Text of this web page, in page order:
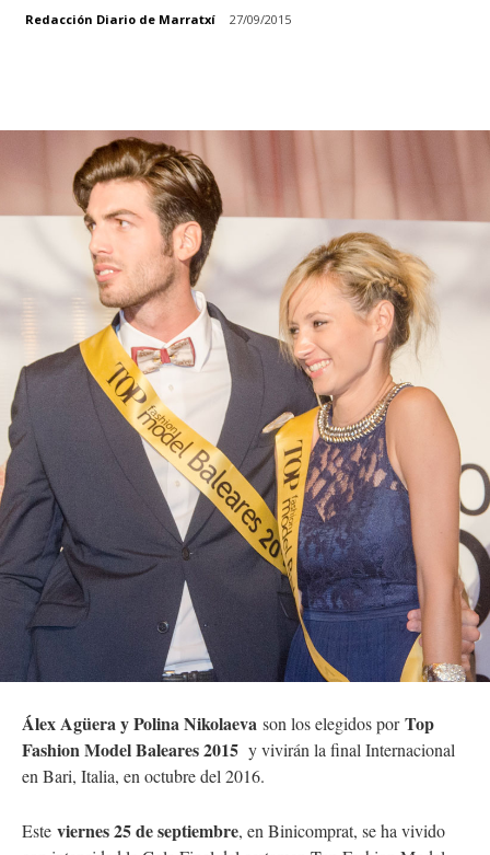
Redacción Diario de Marratxí 27/09/2015
Álex Agüera y Polina Nikolaeva son los elegidos por Top
Fashion Model Baleares 2015 y vivirán la final Internacional
en Bari, Italia, en octubre del 2016.
Este viernes 25 de septiembre, en Binicomprat, se ha vivido